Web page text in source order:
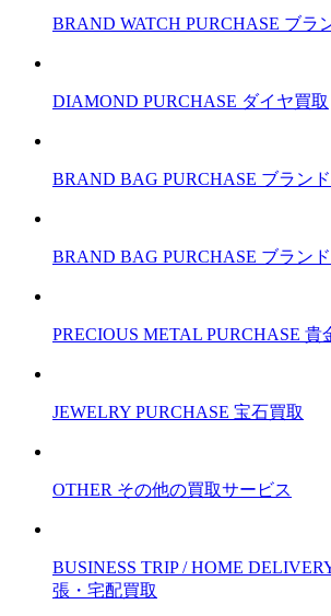
BRAND WATCH PURCHASE ブラ
DIAMOND PURCHASE ダイヤ買取
BRAND BAG PURCHASE ブラン
BRAND BAG PURCHASE ブラン
PRECIOUS METAL PURCHASE 貴
JEWELRY PURCHASE 宝石買取
OTHER その他の買取サービス
BUSINESS TRIP / HOME
張・宅配買取